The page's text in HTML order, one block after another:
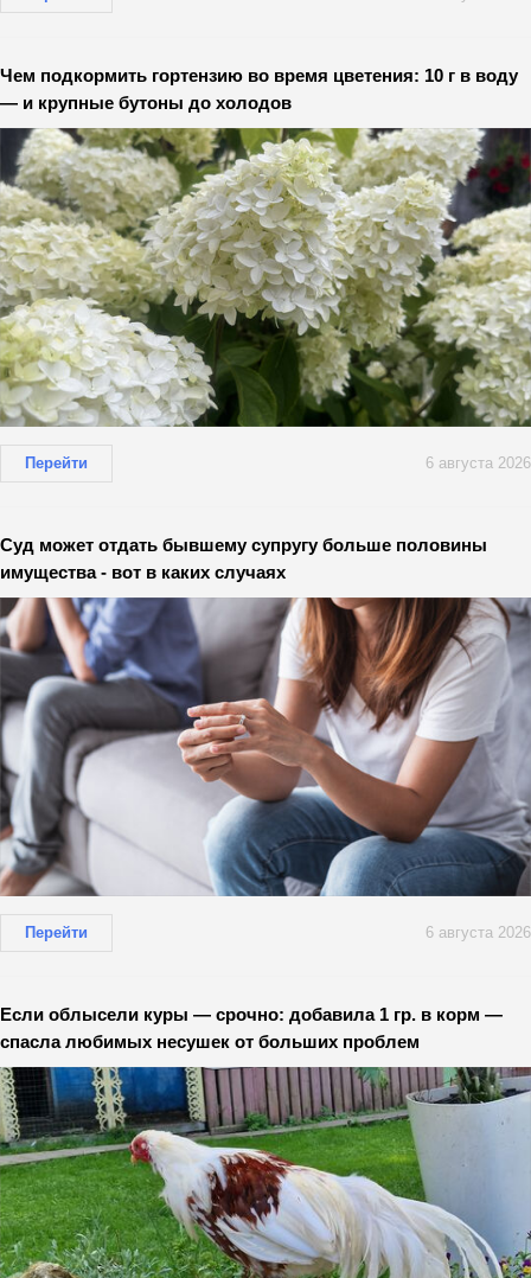
Чем подкормить гортензию во время цветения: 10 г в воду
— и крупные бутоны до холодов
Перейти 6 августа 2026
Суд может отдать бывшему супругу больше половины
имущества - вот в каких случаях
Перейти 6 августа 2026
Если облысели куры — срочно: добавила 1 гр. в корм —
спасла любимых несушек от больших проблем